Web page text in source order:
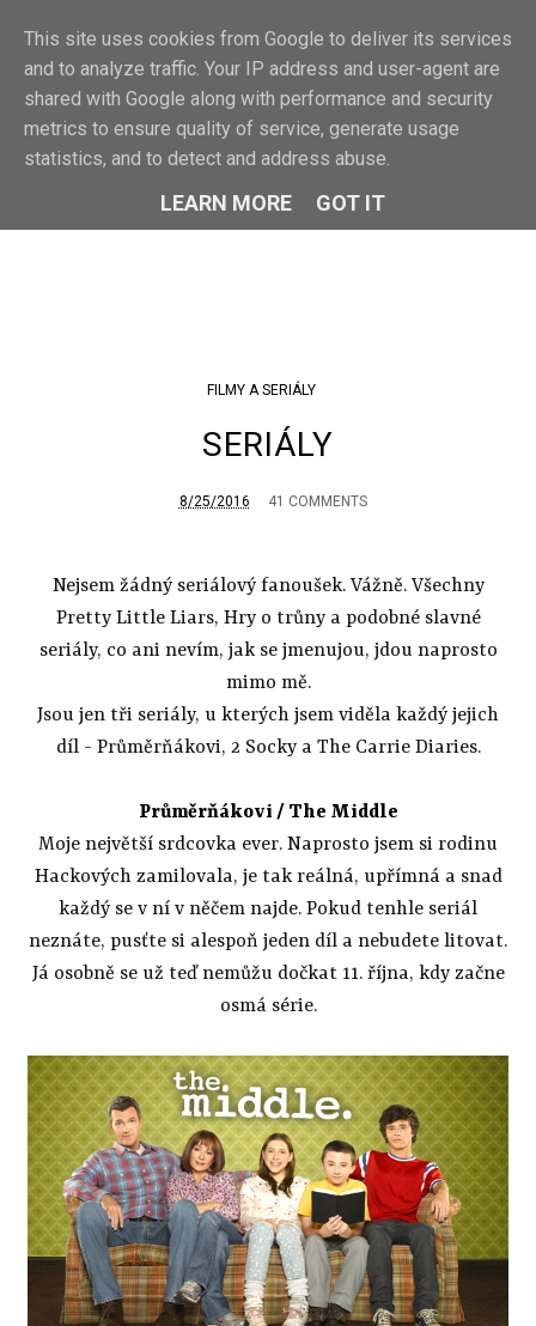
MENU
FILMY A SERIÁLY
SERIÁLY
8/25/2016 41 COMMENTS
Nejsem žádný seriálový fanoušek. Vážně. Všechny
Pretty Little Liars, Hry o trůny a podobné slavné
seriály, co ani nevím, jak se jmenujou, jdou naprosto
mimo mě.
Jsou jen tři seriály, u kterých jsem viděla každý jejich
díl - Průměrňákovi, 2 Socky a The Carrie Diaries.
Průměrňákovi / The Middle
Moje největší srdcovka ever. Naprosto jsem si rodinu
Hackových zamilovala, je tak reálná, upřímná a snad
každý se v ní v něčem najde. Pokud tenhle seriál
neznáte, pusťte si alespoň jeden díl a nebudete litovat.
Já osobně se už teď nemůžu dočkat 11. října, kdy začne
osmá série.
This site uses cookies from Google to deliver its services
and to analyze traffic. Your IP address and user-agent are
shared with Google along with performance and security
metrics to ensure quality of service, generate usage
statistics, and to detect and address abuse.
LEARN MORE GOT IT